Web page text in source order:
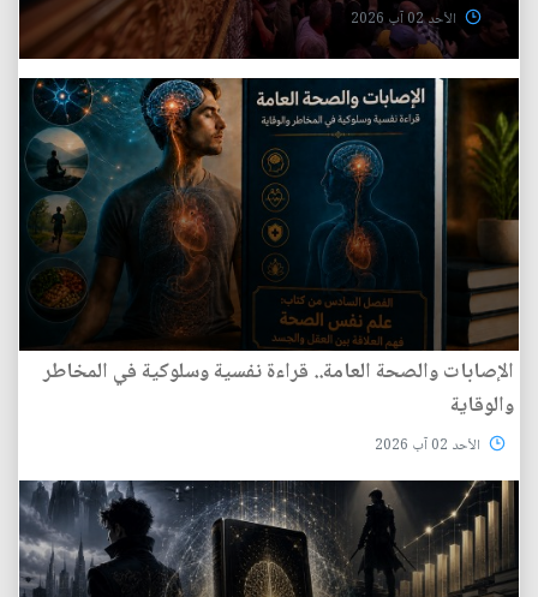
الأحد 02 آب 2026
الإصابات والصحة العامة.. قراءة نفسية وسلوكية في المخاطر
والوقاية
الأحد 02 آب 2026